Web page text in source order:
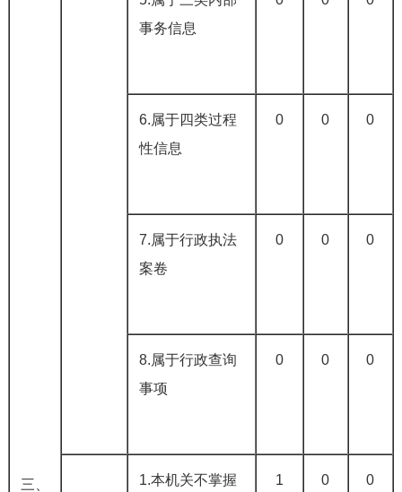
三、
事务信息
6.属于四类过程
性信息
0 0 0
7.属于行政执法
案卷
0 0 0
8.属于行政查询
事项
0 0 0
1.本机关不掌握 1 0 0